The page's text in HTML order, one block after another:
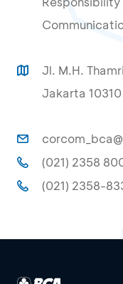
Jl. M.H.
Jakarta 10310
(021) 2358
(021) 2358-